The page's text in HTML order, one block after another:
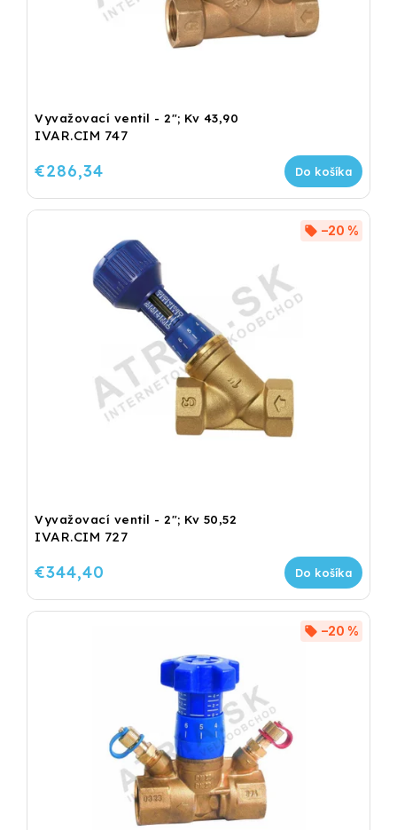
Vyvažovací ventil - 2"; Kv 43,90
IVAR.CIM 747
€286,34 Do košíka
Vyvažovací ventil - 2"; Kv 50,52
IVAR.CIM 727
–20 %
€344,40 Do košíka
–20 %